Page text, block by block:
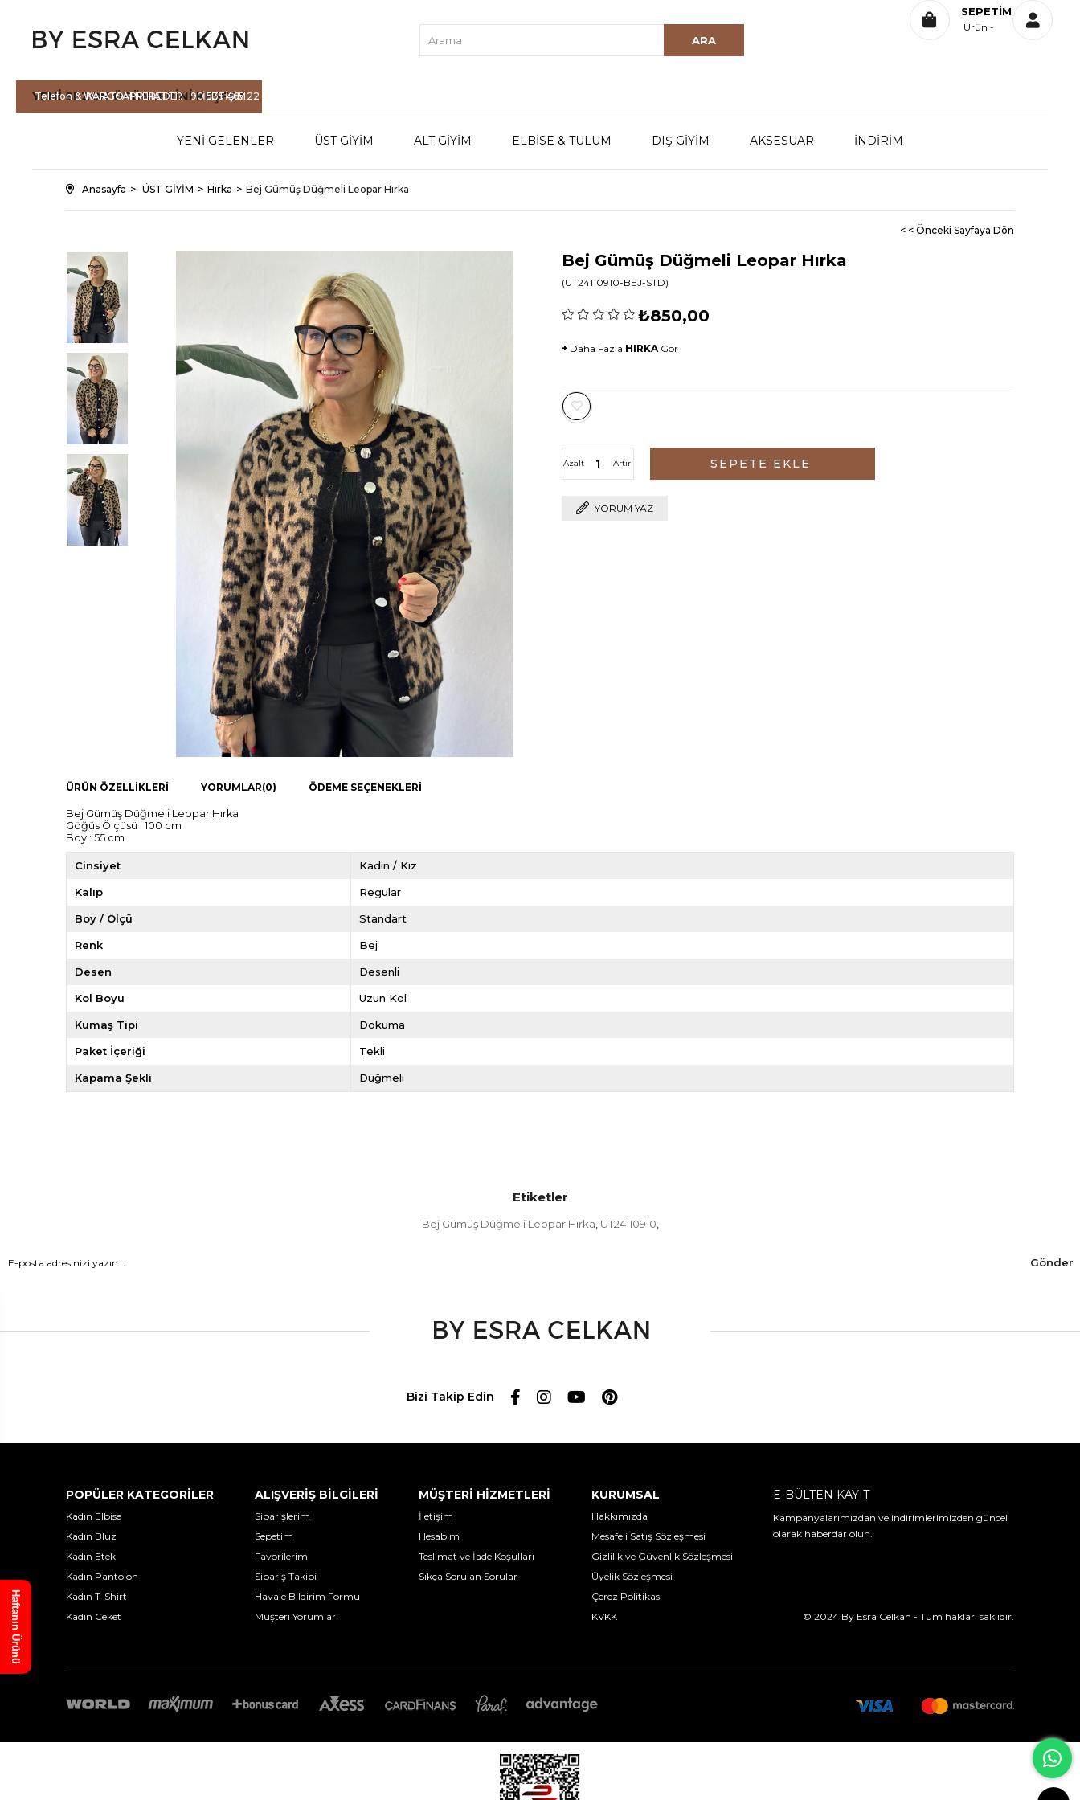
Telefon & WHATSAPP HATTI : 90 535 465 22
YENİ SEZONÜRÜNLERİNİ KEŞFET
KARGOM NEREDE? İLETİŞİM
SEPETIM
Ürün
YENİ GELENLER ÜST GİYİM ALT GİYİM ELBİSE & TULUM DIŞ GİYİM AKSESUAR İNDİRİM
Anasayfa ÜST GİYİM Hırka Bej Gümüş Düğmeli Leopar Hırka
< < Önceki Sayfaya Dön
Bej Gümüş Düğmeli Leopar Hırka
(UT24110910-BEJ-STD)
₺850,00
+ Daha Fazla HIRKAGör
Artır
Azalt
YORUM YAZ
ÜRÜN ÖZELLIKLERI YORUMLAR(0) ÖDEME SEÇENEKLERI
Bej Gümüş Düğmeli Leopar Hırka
Göğüs Ölçüsü : 100 cm
Boy : 55 cm
Cinsiyet Kadın / Kız
Kalıp Regular
Boy / Ölçü Standart
Renk Bej
Desen Desenli
Kol Boyu Uzun Kol
Kumaş Tipi Dokuma
Paket İçeriği Tekli
Kapama Şekli Düğmeli
Etiketler
Bej Gümüş Düğmeli Leopar Hırka, UT24110910,
Gönder
Bizi Takip Edin
POPÜLER KATEGORİLER
Kadın Elbise
Kadın Bluz
Kadın Etek
Kadın Pantolon
Kadın T-Shirt
Kadın Ceket
ALIŞVERİŞ BİLGİLERİ
Siparişlerim
Sepetim
Favorilerim
Sipariş Takibi
Havale Bildirim Formu
Müşteri Yorumları
MÜŞTERİ HİZMETLERİ
İletişim
Hesabım
Teslimat ve İade Koşulları
Sıkça Sorulan Sorular
KURUMSAL
Hakkımızda
Mesafeli Satış Sözleşmesi
Gizlilik ve Güvenlik Sözleşmesi
Üyelik Sözleşmesi
Çerez Politikası
KVKK
E-BÜLTEN KAYIT
Kampanyalarımızdan ve indirimlerimizden güncel
olarak haberdar olun.
© 2024 By Esra Celkan - Tüm hakları saklıdır.
Haftanın Ürünü